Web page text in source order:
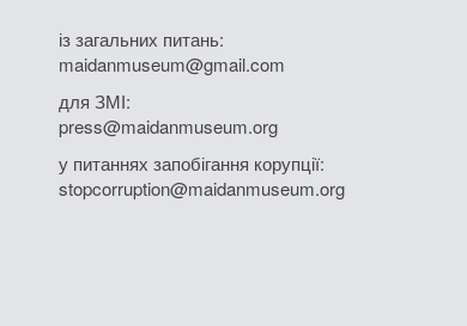
із загальних питань:
maidanmuseum@gmail.com
для ЗМІ:
press@maidanmuseum.org
у питаннях запобігання корупції:
stopcorruption@maidanmuseum.org